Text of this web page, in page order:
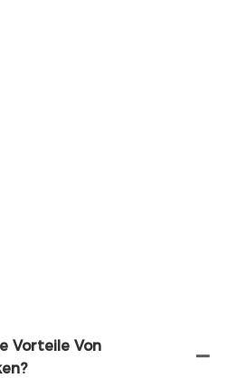
Vorteile Von